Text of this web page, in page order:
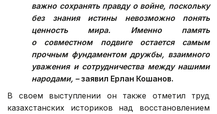
важно сохранять правду о войне, поскольку
без знания истины невозможно понять
ценность мира. Именно память
о совместном подвиге остается самым
прочным фундаментом дружбы, взаимного
уважения и сотрудничества между нашими
народами, –заявил Ерлан Кошанов.
В своем выступлении он также отметил труд
казахстанских историков над восстановлением